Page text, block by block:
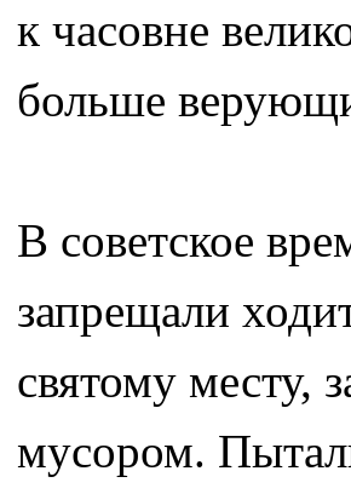
к часовне
больше
В советское
запрещали
святому месту,
мусором.